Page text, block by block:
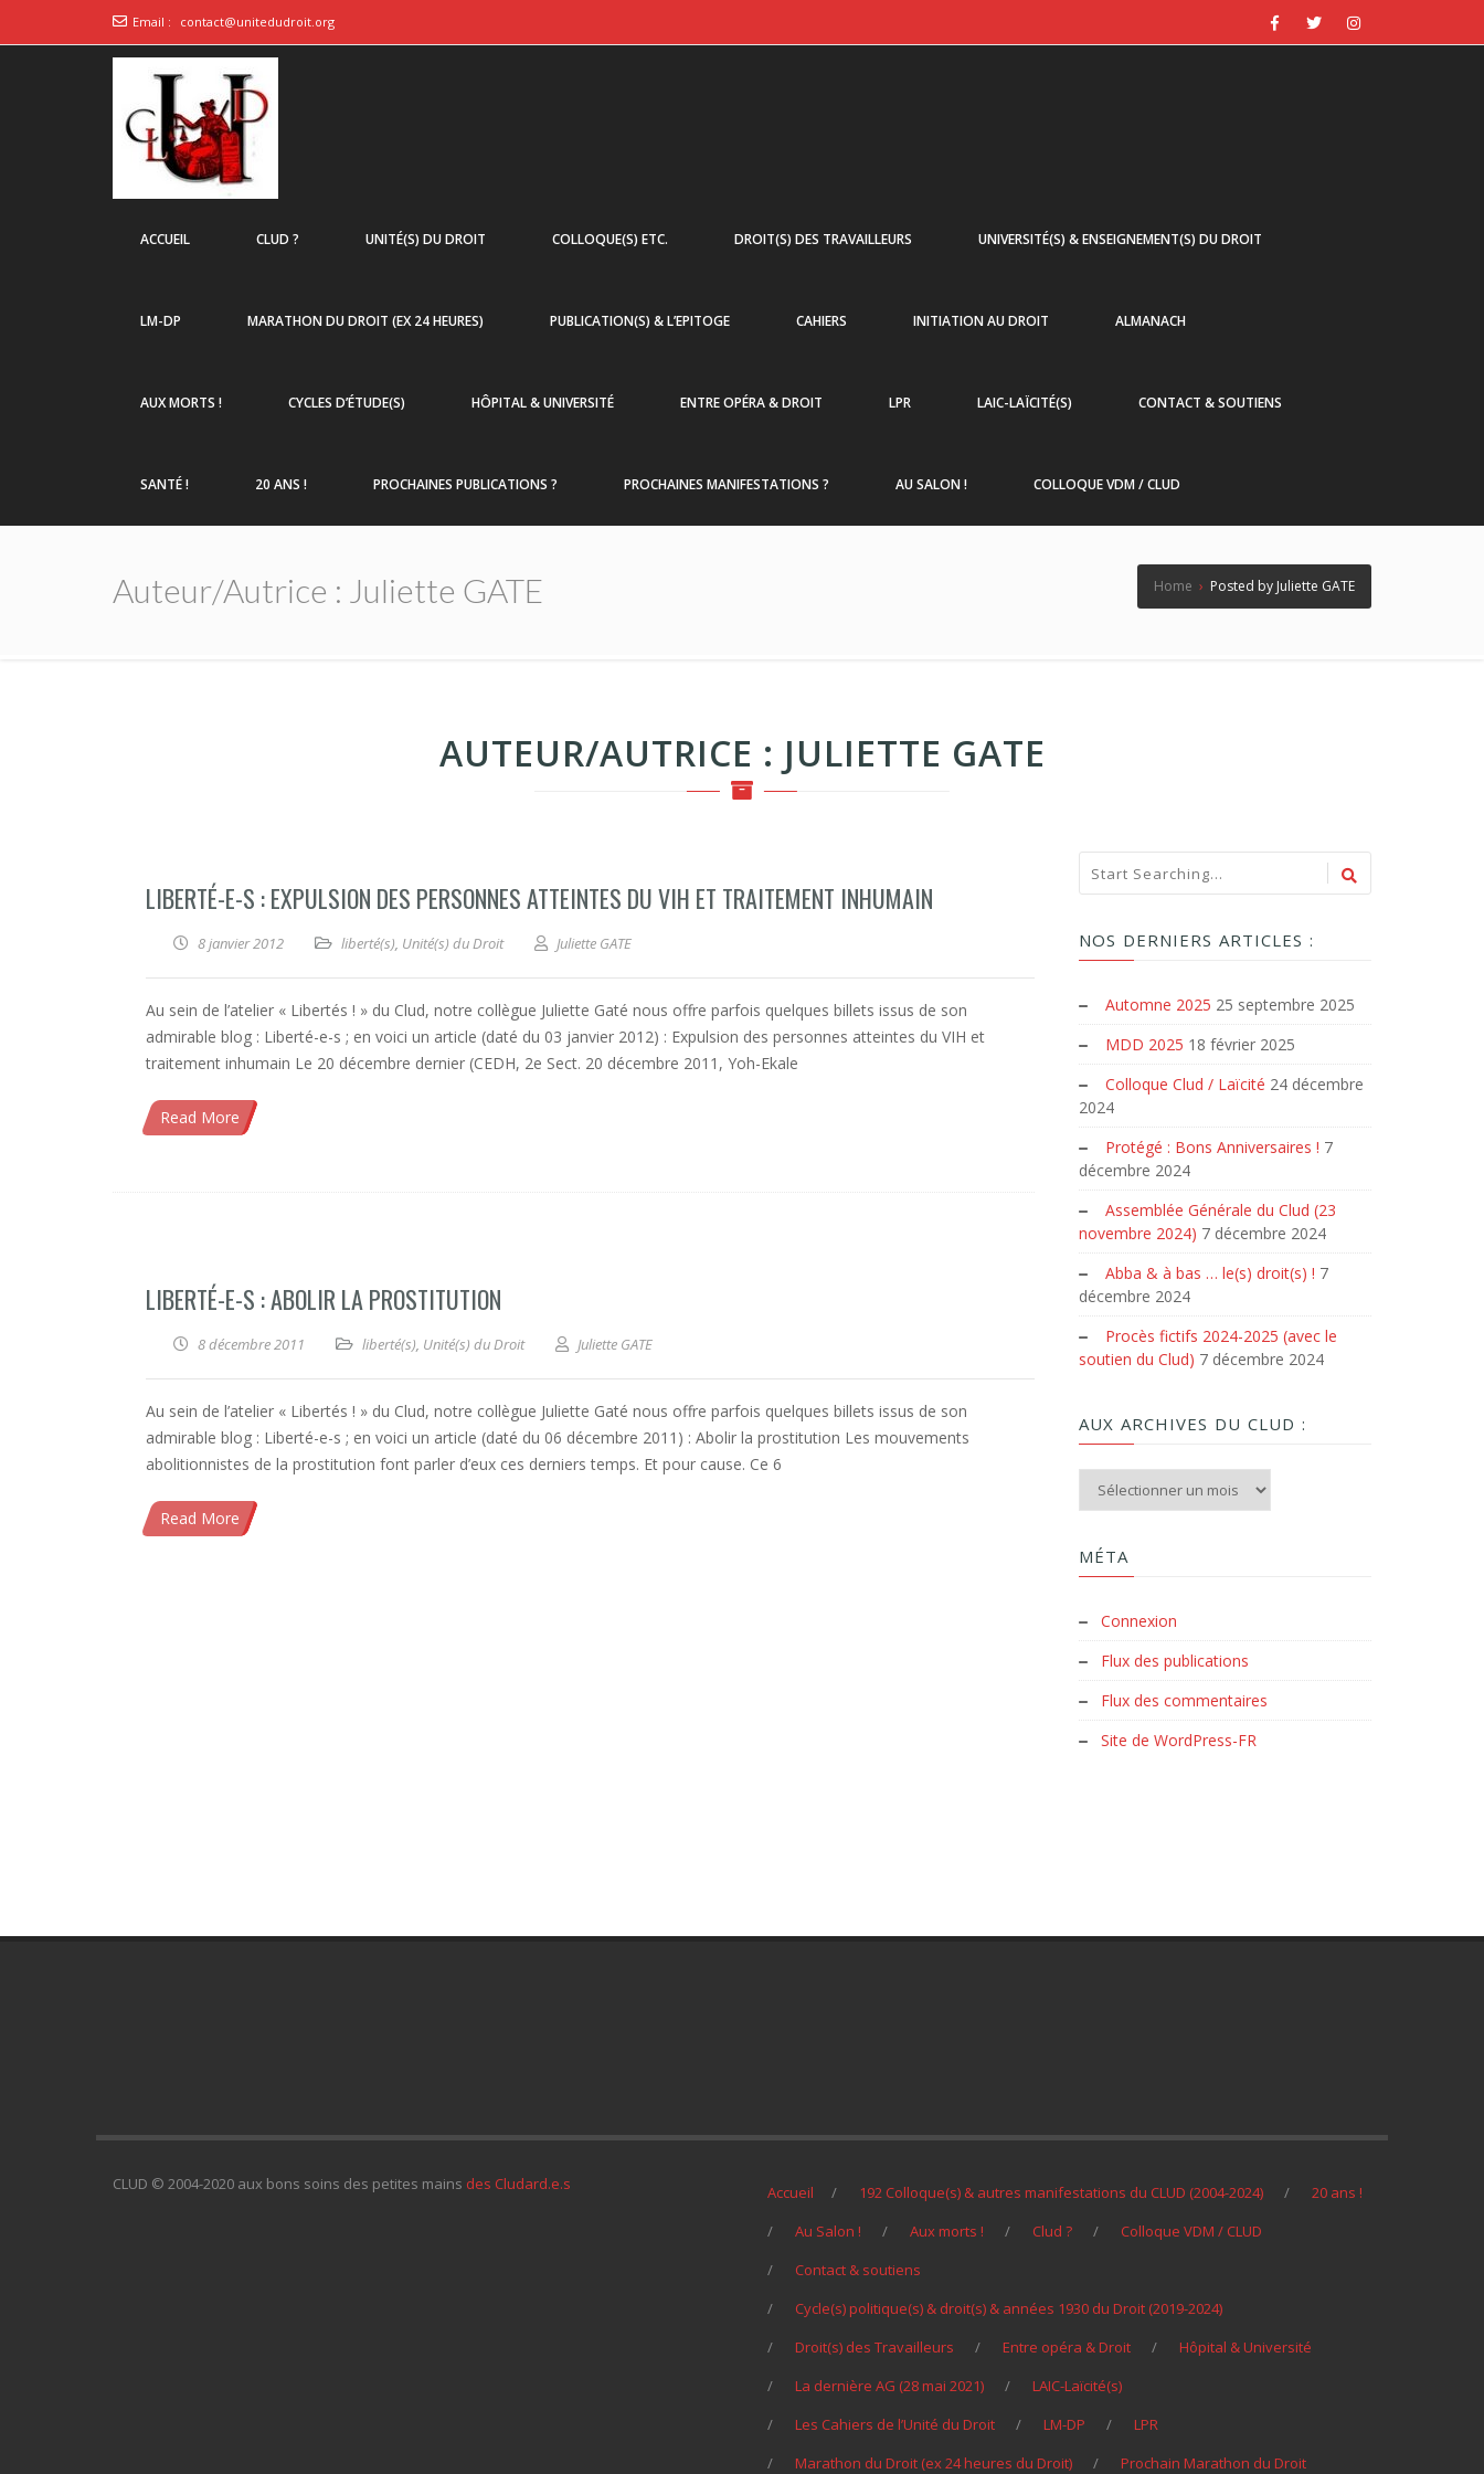
Email : contact@unitedudroit.org
ACCUEIL CLUD ? UNITÉ(S) DU DROIT COLLOQUE(S) ETC. DROIT(S) DES TRAVAILLEURS UNIVERSITÉ(S) & ENSEIGNEMENT(S) DU DROIT
LM-DP MARATHON DU DROIT (EX 24 HEURES) PUBLICATION(S) & L’EPITOGE CAHIERS INITIATION AU DROIT ALMANACH
AUX MORTS ! CYCLES D’ÉTUDE(S) HÔPITAL & UNIVERSITÉ ENTRE OPÉRA & DROIT LPR LAIC-LAÏCITÉ(S) CONTACT & SOUTIENS
SANTÉ ! 20 ANS ! PROCHAINES PUBLICATIONS ? PROCHAINES MANIFESTATIONS ? AU SALON ! COLLOQUE VDM / CLUD
Auteur/autrice : Juliette GATE Home › Posted by Juliette GATE
AUTEUR/AUTRICE : JULIETTE GATE
LIBERTÉ-E-S : EXPULSION DES PERSONNES ATTEINTES DU VIH ET TRAITEMENT INHUMAIN
8 janvier 2012 liberté(s), Unité(s) du Droit Juliette GATE
Au sein de l’atelier « Libertés ! » du Clud, notre collègue Juliette Gaté nous offre parfois quelques billets issus de son
admirable blog : Liberté-e-s ; en voici un article (daté du 03 janvier 2012) : Expulsion des personnes atteintes du VIH et
traitement inhumain Le 20 décembre dernier (CEDH, 2e Sect. 20 décembre 2011, Yoh-Ekale
Read More
LIBERTÉ-E-S : ABOLIR LA PROSTITUTION
8 décembre 2011 liberté(s), Unité(s) du Droit Juliette GATE
Au sein de l’atelier « Libertés ! » du Clud, notre collègue Juliette Gaté nous offre parfois quelques billets issus de son
admirable blog : Liberté-e-s ; en voici un article (daté du 06 décembre 2011) : Abolir la prostitution Les mouvements
abolitionnistes de la prostitution font parler d’eux ces derniers temps. Et pour cause. Ce 6
Read More
NOS DERNIERS ARTICLES :
Automne 2025 25 septembre 2025
MDD 2025 18 février 2025
Colloque Clud / Laïcité 24 décembre
2024
Protégé : Bons Anniversaires ! 7
décembre 2024
Assemblée Générale du Clud (23
novembre 2024) 7 décembre 2024
Abba & à bas … le(s) droit(s) ! 7
décembre 2024
Procès fictifs 2024-2025 (avec le
soutien du Clud) 7 décembre 2024
AUX ARCHIVES DU CLUD :
Aux archives du Clud :
MÉTA
Connexion
Flux des publications
Flux des commentaires
Site de WordPress-FR
CLUD © 2004-2020 aux bons soins des petites mains des Cludard.e.s Accueil 192 Colloque(s) & autres manifestations du CLUD (2004-2024)
20 ans !
Au Salon !
Aux morts ! Clud ?
Colloque VDM / CLUD
Contact & soutiens
Cycle(s) politique(s) & droit(s) & années 1930 du Droit (2019-2024)
Droit(s) des Travailleurs
Entre opéra & Droit
Hôpital & Université
La dernière AG (28 mai 2021)
LAIC-Laïcité(s)
Les Cahiers de l’Unité du Droit
LM-DP
LPR
Marathon du Droit (ex 24 heures du Droit)
Prochain Marathon du Droit